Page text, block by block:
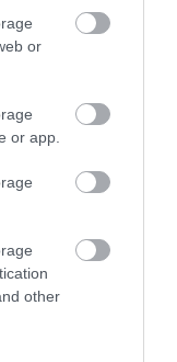
or
or app.
other
pēc gūtā
“Tour
divi Latvijas
neiekļūstot
pamatturnīrā,
Eiropas kausā